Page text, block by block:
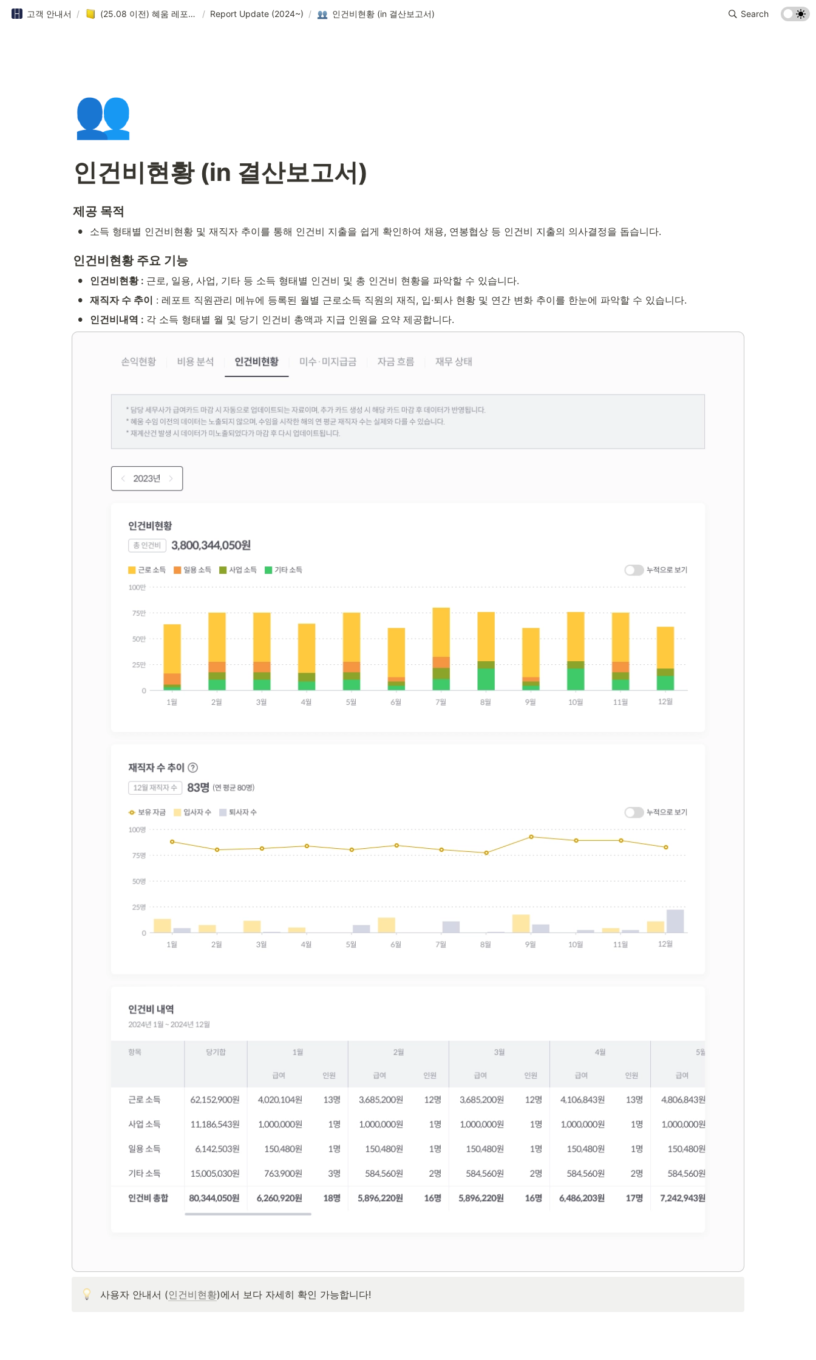
고객 안내서 / (25.08 이전) 혜움 레포트 업데이트 / Report Update (2024~) / 인건비현황 (in 결산보고서) Search
👥
인건비현황 (in 결산보고서)
제공 목적
• 소득 형태별 인건비현황 및 재직자 추이를 통해 인건비 지출을 쉽게 확인하여 채용, 연봉협상 등 인건비 지출의 의사결정을 돕습니다.
인건비현황 주요 기능
• 인건비현황 : 근로, 일용, 사업, 기타 등 소득 형태별 인건비 및 총 인건비 현황을 파악할 수 있습니다.
• 재직자 수 추이 : 레포트 직원관리 메뉴에 등록된 월별 근로소득 직원의 재직, 입·퇴사 현황 및 연간 변화 추이를 한눈에 파악할 수 있습니다.
• 인건비내역 : 각 소득 형태별 월 및 당기 인건비 총액과 지급 인원을 요약 제공합니다.
사용자 안내서 (인건비현황)에서 보다 자세히 확인 가능합니다!